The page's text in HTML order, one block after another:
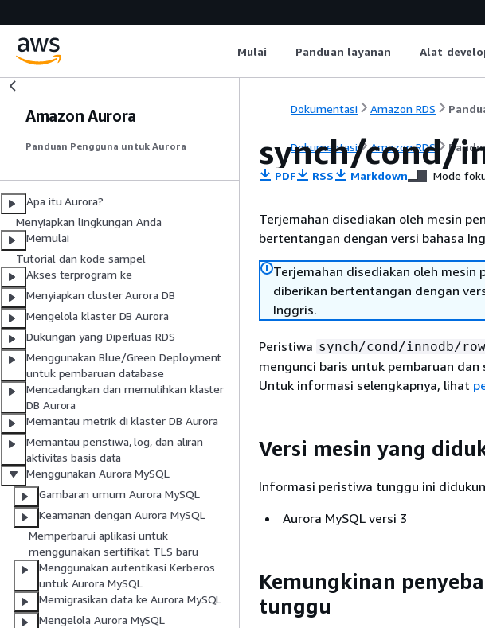
Mulai Panduan layanan Alat
Amazon Aurora
Panduan Pengguna untuk Aurora
Apa itu Aurora?
Menyiapkan lingkungan Anda
Memulai
Tutorial dan kode sampel
Akses terprogram ke
Menyiapkan cluster Aurora DB
Mengelola klaster DB Aurora
Dukungan yang Diperluas RDS
Menggunakan Blue/Green Deployment
untuk pembaruan database
Mencadangkan dan memulihkan klaster
DB Aurora
Memantau metrik di klaster DB Aurora
Memantau peristiwa, log, dan aliran
aktivitas basis data
Menggunakan Aurora MySQL
Gambaran umum Aurora MySQL
Keamanan dengan Aurora MySQL
Memperbarui aplikasi untuk
menggunakan sertifikat TLS baru
Menggunakan autentikasi Kerberos
untuk Aurora MySQL
Memigrasikan data ke Aurora MySQL
Mengelola Aurora MySQL
Dokumentasi Amazon RDS
Dokumentasi Amazon RDS
synch/cond/
PDF RSS Markdown Mode
Terjemahan disediakan oleh mesin
bertentangan dengan versi bahasa
Terjemahan disediakan oleh mesin
diberikan bertentangan dengan
Inggris.
Peristiwa synch/cond/innodb/
mengunci baris untuk pembaruan
Untuk informasi selengkapnya, lihat
Versi mesin yang
Informasi peristiwa tunggu ini
Aurora MySQL versi 3
Kemungkinan
tunggu